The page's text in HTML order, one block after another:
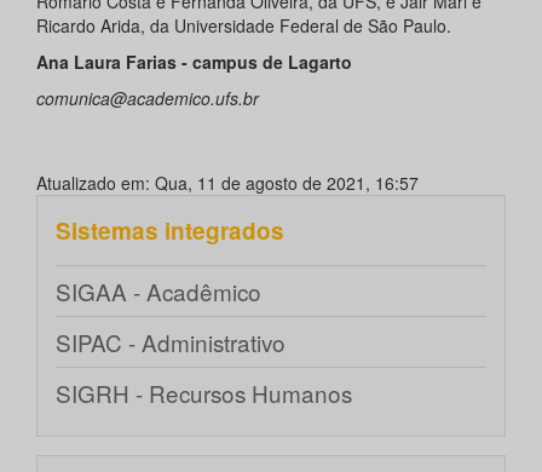
Ricardo Arida, da Universidade Federal de São Paulo.
Ana Laura Farias - campus de Lagarto
comunica@academico.ufs.br
Atualizado em: Qua, 11 de agosto de 2021, 16:57
Sistemas integrados
SIGAA - Acadêmico
SIPAC - Administrativo
SIGRH - Recursos Humanos